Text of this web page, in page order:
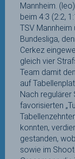
Mannheim.
beim 4:3 (2:2,
TSV
Bundesliga,
Cerkez
gleich vier
Team damit
auf
Nach regulärer
favorisierten
konnten,
gestanden,
sowie im